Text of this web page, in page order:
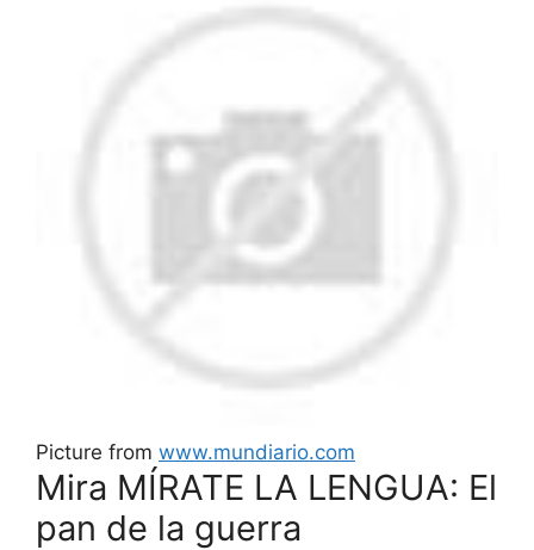
Picture from www.mundiario.com
Mira MÍRATE LA LENGUA: El
pan de la guerra